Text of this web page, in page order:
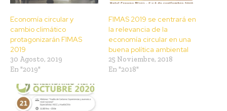
Economía circular y
cambio climático
protagonizarán FIMAS
2019
30 Agosto, 2019
En "2019"
FIMAS 2019 se centrará en
la relevancia de la
economía circular en una
buena política ambiental
25 Noviembre, 2018
En "2018"